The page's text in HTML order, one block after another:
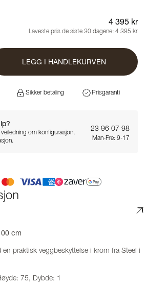
4 395 kr
Laveste pris de siste 30 dagene: 4 395 kr
LEGG I HANDLEKURVEN
Sikker betaling Prisgaranti
om konfigurasjon,
23 96 07 98
Man-Fre: 9-17
cm
praktisk veggbeskyttelse i krom fra Steel i
75, Dybde: 1